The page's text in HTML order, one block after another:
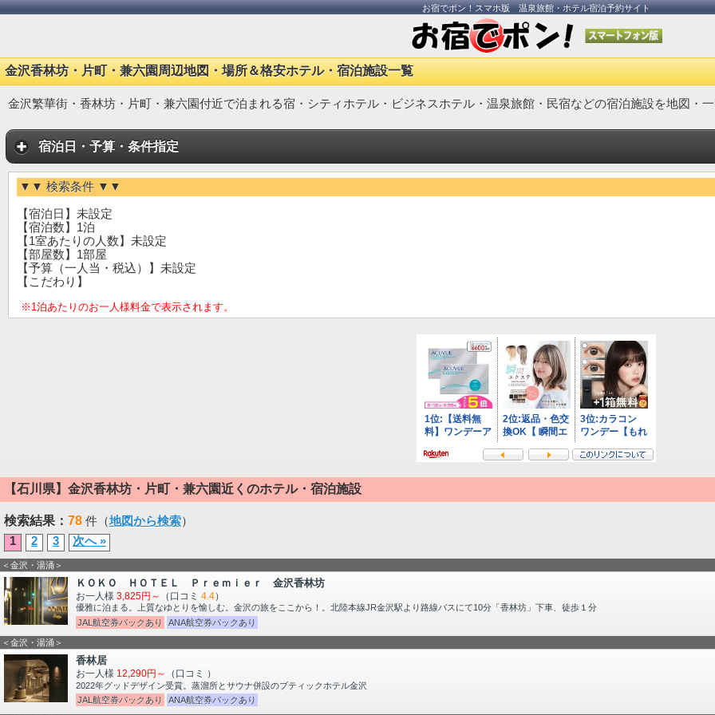
お宿でポン！スマホ版 温泉旅館・ホテル宿泊予約サイト
金沢香林坊・片町・兼六園周辺地図・場所＆格安ホテル・宿泊施設一覧
金沢繁華街・香林坊・片町・兼六園付近で泊まれる宿・シティホテル・ビジネスホテル・温泉旅館・民宿などの宿泊施設を地図・
宿泊日・予算・条件指定
▼▼ 検索条件 ▼▼
【宿泊日】未設定
【宿泊数】1泊
【1室あたりの人数】未設定
【部屋数】1部屋
【予算（一人当・税込）】未設定
【こだわり】
※1泊あたりのお一人様料金で表示されます。
【石川県】金沢香林坊・片町・兼六園近くのホテル・宿泊施設
検索結果： 78 件（地図から検索）
1
2 3 次へ »
＜金沢・湯涌＞
ＫＯＫＯ ＨＯＴＥＬ Ｐｒｅｍｉｅｒ 金沢香林坊
お一人様 3,825円～ （口コミ 4.4）
優雅に泊まる。上質なゆとりを愉しむ。金沢の旅をここから！。北陸本線JR金沢駅より路線バスにて10分「香林坊」下車、徒歩１分
JAL航空券パックあり
ANA航空券パックあり
＜金沢・湯涌＞
香林居
お一人様 12,290円～ （口コミ ）
2022年グッドデザイン受賞。蒸溜所とサウナ併設のブティックホテル金沢
JAL航空券パックあり
ANA航空券パックあり